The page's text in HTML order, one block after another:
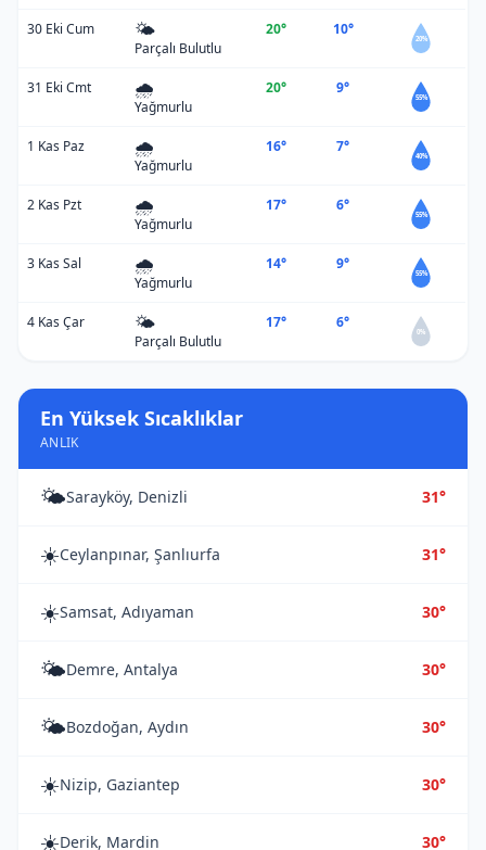
30 Eki Cum 🌤️
Parçalı Bulutlu
20° 10°
20%
31 Eki Cmt 🌧️
Yağmurlu
20° 9°
55%
1 Kas Paz 🌧️
Yağmurlu
16° 7°
40%
2 Kas Pzt 🌧️
Yağmurlu
17° 6°
55%
3 Kas Sal 🌧️
Yağmurlu
14° 9°
55%
4 Kas Çar 🌤️
Parçalı Bulutlu
17° 6°
0%
En Yüksek Sıcaklıklar
ANLIK
🌤️Sarayköy, Denizli 31°
☀️Ceylanpınar, Şanlıurfa 31°
☀️Samsat, Adıyaman 30°
🌤️Demre, Antalya 30°
🌤️Bozdoğan, Aydın 30°
☀️Nizip, Gaziantep 30°
☀️Derik, Mardin 30°